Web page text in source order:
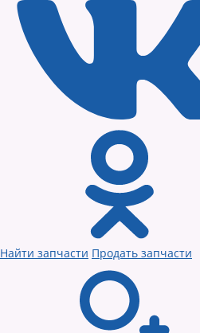
Найти запчасти Продать запчасти